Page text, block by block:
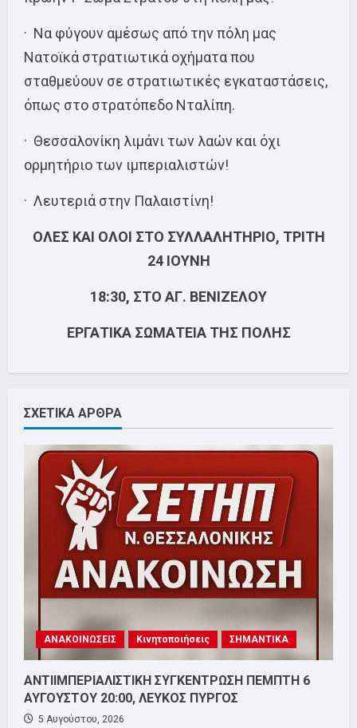
· Να φύγουν αμέσως από την πόλη μας
Νατοϊκά στρατιωτικά οχήματα που
σταθμεύουν σε στρατιωτικές εγκαταστάσεις,
όπως στο στρατόπεδο Νταλίπη.
· Θεσσαλονίκη λιμάνι των λαών και όχι
ορμητήριο των ιμπεριαλιστών!
· Λευτεριά στην Παλαιστίνη!
ΟΛΕΣ ΚΑΙ ΟΛΟΙ ΣΤΟ ΣΥΛΛΑΛΗΤΗΡΙΟ, ΤΡΙΤΗ
24 ΙΟΥΝΗ
18:30, ΣΤΟ ΑΓ. ΒΕΝΙΖΕΛΟΥ
ΕΡΓΑΤΙΚΑ ΣΩΜΑΤΕΙΑ ΤΗΣ ΠΟΛΗΣ
ΣΧΕΤΙΚΑ ΑΡΘΡΑ
ΑΝΑΚΟΙΝΩΣΕΙΣ Κινητοποιήσεις ΣΗΜΑΝΤΙΚΑ
ΑΝΤΙΙΜΠΕΡΙΑΛΙΣΤΙΚΗ ΣΥΓΚΕΝΤΡΩΣΗ ΠΕΜΠΤΗ 6
ΑΥΓΟΥΣΤΟΥ 20:00, ΛΕΥΚΟΣ ΠΥΡΓΟΣ
5 Αυγούστου, 2026